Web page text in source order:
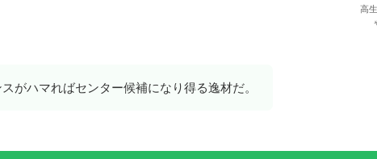
高
がハマればセンター候補になり得る逸材だ。